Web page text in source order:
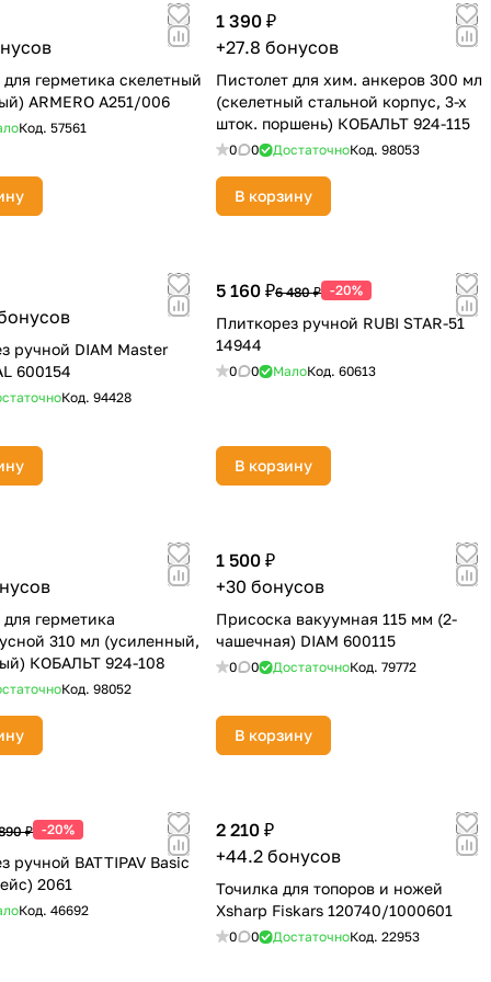
герметика скелетный
ARMERO A251/006
Код. 57561
1 390 ₽
+27.8 бонусов
Пистолет для хим. анкеров 300 мл
(скелетный стальной корпус, 3-х
шток. поршень) КОБАЛЬТ 924-115
0 0 ДостаточноКод. 98053
В корзину
ручной DIAM Master
600154
Код. 94428
5 160 ₽6 480 ₽ -20%
Плиткорез ручной RUBI STAR-51
14944
0 0 МалоКод. 60613
В корзину
герметика
310 мл (усиленный,
КОБАЛЬТ 924-108
Код. 98052
1 500 ₽
+30 бонусов
Присоска вакуумная 115 мм (2-
чашечная) DIAM 600115
0 0 ДостаточноКод. 79772
В корзину
₽ -20%
ручной BATTIPAV Basic
2061
Код. 46692
2 210 ₽
+44.2 бонусов
Точилка для топоров и ножей
Xsharp Fiskars 120740/1000601
0 0 ДостаточноКод. 22953